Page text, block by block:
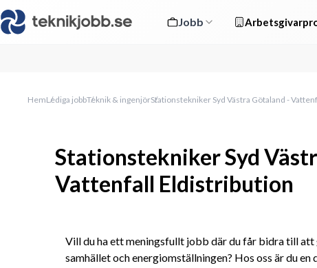
Jobb
HemLediga jobbTeknik & ingenjörStationstekniker Syd Västra Götaland -
Stationstekniker Syd
Vattenfall Eldistribution
Vill du ha ett meningsfullt jobb där du får bidra till
samhället och energiomställningen? Hos oss är du